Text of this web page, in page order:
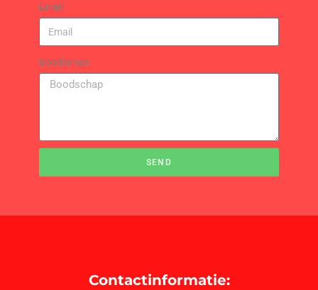
Email
Boodschap
SEND
Contactinformatie: